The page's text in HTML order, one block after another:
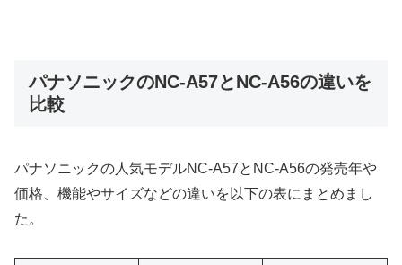
パナソニックのNC-A57とNC-A56の違いを
比較
パナソニックの人気モデルNC-A57とNC-A56の発売年や
価格、機能やサイズなどの違いを以下の表にまとめまし
た。